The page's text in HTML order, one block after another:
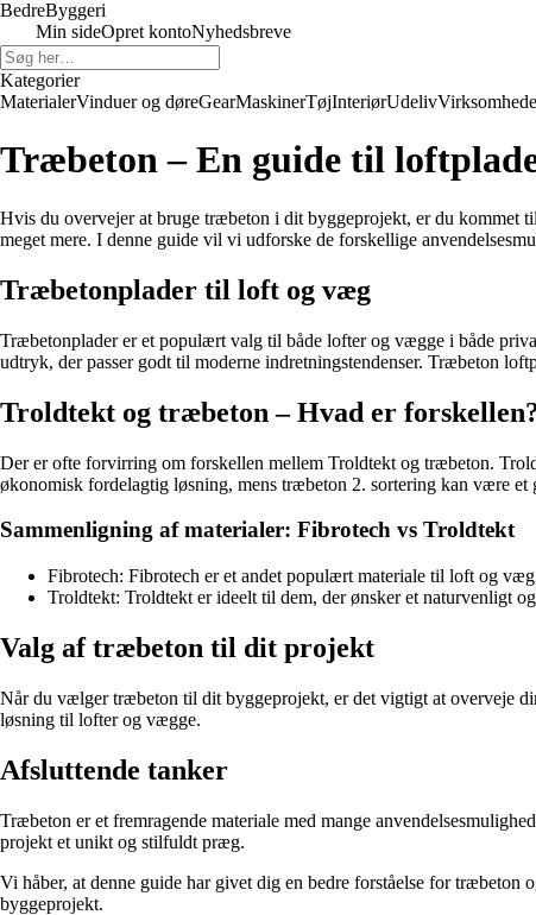
BedreByggeri
Min sideOpret kontoNyhedsbreve
Kategorier
MaterialerVinduer og døreGearMaskinerTøjInteriørUdeliv
Træbeton – En guide til
Hvis du overvejer at bruge træbeton i dit byggeprojekt, er du kommet
meget mere. I denne guide vil vi udforske de forskellige
Træbetonplader til loft og væg
Træbetonplader er et populært valg til både lofter og vægge i både
udtryk, der passer godt til moderne indretningstendenser. Træbeton
Troldtekt og træbeton – Hvad er
Der er ofte forvirring om forskellen mellem Troldtekt og træbeton.
økonomisk fordelagtig løsning, mens træbeton 2. sortering kan være
Sammenligning af materialer: Fibrotech vs Troldtekt
Fibrotech: Fibrotech er et andet populært materiale til loft og
Troldtekt: Troldtekt er ideelt til dem, der ønsker et naturvenligt
Valg af træbeton til dit projekt
Når du vælger træbeton til dit byggeprojekt, er det vigtigt at overveje
løsning til lofter og vægge.
Afsluttende tanker
Træbeton er et fremragende materiale med mange
projekt et unikt og stilfuldt præg.
Vi håber, at denne guide har givet dig en bedre forståelse for
byggeprojekt.